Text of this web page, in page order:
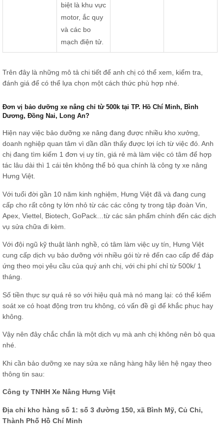
biệt là khu vực
motor, ắc quy
và các bo
mạch điện tử.
Trên đây là những mô tả chi tiết để anh chị có thể xem, kiểm tra,
đánh giá để có thể lựa chọn một cách thức phù hợp nhé.
Đơn vị bảo dưỡng xe nâng chỉ từ 500k tại TP. Hồ Chí Minh, Bình
Dương, Đồng Nai, Long An?
Hiện nay việc bảo dưỡng xe nâng đang được nhiều kho xưởng,
doanh nghiệp quan tâm vì dần dần thấy được lợi ích từ việc đó. Anh
chị đang tìm kiếm 1 đơn vị uy tín, giá rẻ mà làm việc có tâm để hợp
tác lâu dài thì 1 cái tên không thể bỏ qua chính là công ty xe nâng
Hưng Việt.
Với tuổi đời gần 10 năm kinh nghiệm, Hưng Việt đã và đang cung
cấp cho rất công ty lớn nhỏ từ các các công ty trong tập đoàn Vin,
Apex, Viettel, Biotech, GoPack…từ các sản phẩm chính đến các dịch
vụ sửa chữa đi kèm.
Với đội ngũ kỹ thuật lành nghề, có tâm làm việc uy tín, Hưng Việt
cung cấp dịch vụ bảo dưỡng với nhiều gói từ rẻ đến cao cấp để đáp
ứng theo mọi yêu cầu của quý anh chị, với chi phí chỉ từ 500k/ 1
tháng.
Số tiền thực sự quá rẻ so với hiệu quả mà nó mang lại: có thể kiểm
soát xe có hoạt động trơn tru không, có vấn đề gì để khắc phục hay
không.
Vậy nên đây chắc chắn là một dịch vụ mà anh chị không nên bỏ qua
nhé.
Khi cần bảo dưỡng xe nay sửa xe nâng hàng hãy liên hệ ngay theo
thông tin sau:
Công ty TNHH Xe Nâng Hưng Việt
Địa chỉ kho hàng số 1: số 3 đường 150, xã Bình Mỹ, Củ Chi,
Thành Phố Hồ Chí Minh